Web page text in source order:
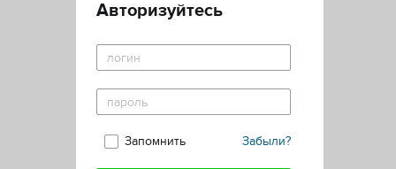
Авторизуйтесь
Забыли?
Запомнить